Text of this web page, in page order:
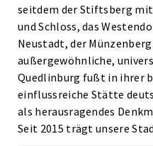
seitdem der Stiftsberg
und Schloss, das
Neustadt, der
außergewöhnliche,
Quedlinburg fußt in ihrer
einflussreiche Stätte
als herausragendes
Seit 2015 trägt unsere